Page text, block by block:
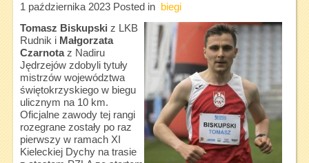
1 października 2023Posted in biegi
Tomasz Biskupski z LKB
Rudnik i Małgorzata
Czarnotaz Nadiru
Jędrzejów zdobyli tytuły
mistrzów województwa
świętokrzyskiego w biegu
ulicznym na 10 km.
Oficjalne zawody tej rangi
rozegrane zostały po raz
pierwszy w ramach XI
Kieleckiej Dychy na trasie